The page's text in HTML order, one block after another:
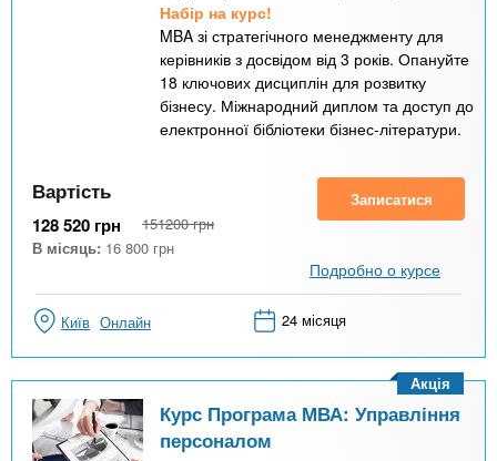
Набір на курс!
MBA зі стратегічного менеджменту для
керівників з досвідом від 3 років. Опануйте
18 ключових дисциплін для розвитку
бізнесу. Міжнародний диплом та доступ до
електронної бібліотеки бізнес-літератури.
Вартість
128 520 грн 151200 грн
В місяць: 16 800 грн
Записатися
Подробно о курсе
Київ Онлайн 24 місяця
Курс Програма МВА: Управління
персоналом
Акція